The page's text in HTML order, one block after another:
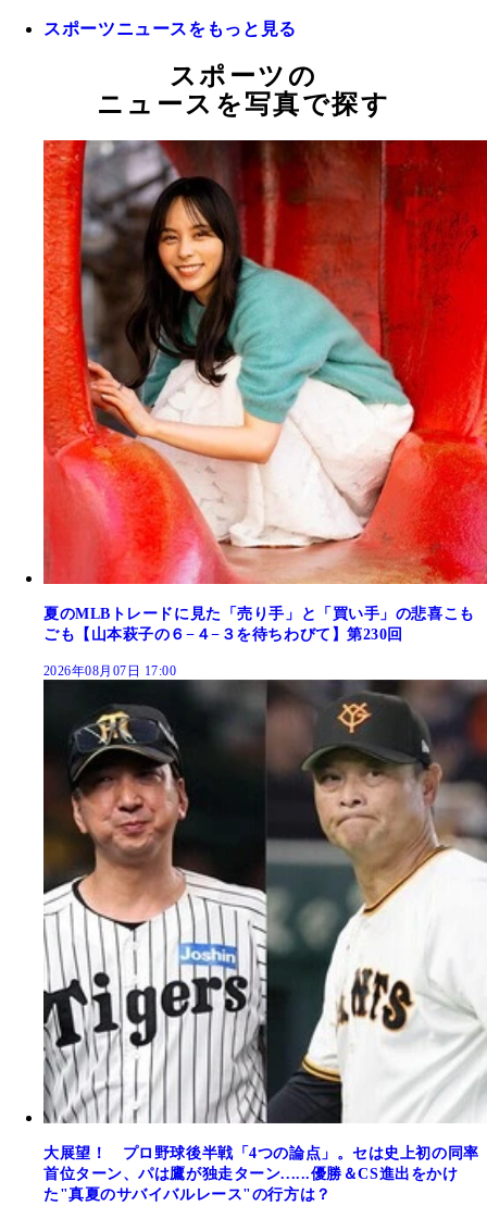
スポーツニュースをもっと見る
スポーツの
ニュースを写真で探す
夏のMLBトレードに見た「売り手」と「買い手」の悲喜こも
ごも【山本萩子の６−４−３を待ちわびて】第230回
2026年08月07日 17:00
大展望！ プロ野球後半戦「4つの論点」。セは史上初の同率
首位ターン、パは鷹が独走ターン......優勝＆CS進出をかけ
た"真夏のサバイバルレース"の行方は？